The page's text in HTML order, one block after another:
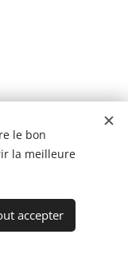
le bon
la meilleure
accepter